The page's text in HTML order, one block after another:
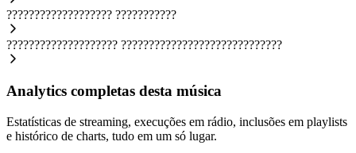
??????????????????? ???????????
???????????????????? ?????????????????????????????
Analytics completas desta música
Estatísticas de streaming, execuções em rádio, inclusões em playlists
e histórico de charts, tudo em um só lugar.